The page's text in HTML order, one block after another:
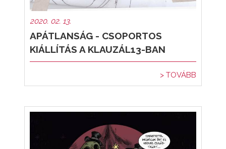
2020. 02. 13.
APÁTLANSÁG - CSOPORTOS
KIÁLLÍTÁS A KLAUZÁL13-BAN
> TOVÁBB